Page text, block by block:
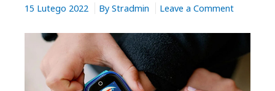
15 Lutego 2022 By Stradmin Leave a Commenton
typu
specjalnie